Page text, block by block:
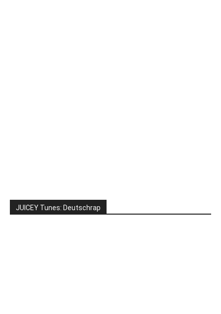
JUICEY Tunes: Deutschrap